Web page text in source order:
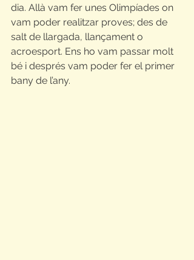
dia. Allà vam fer unes Olimpíades on
vam poder realitzar proves; des de
salt de llargada, llançament o
acroesport. Ens ho vam passar molt
bé i després vam poder fer el primer
bany de l’any.